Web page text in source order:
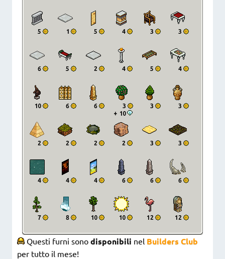
Questi furni sono disponibili nel Builders Club
per tutto il mese!